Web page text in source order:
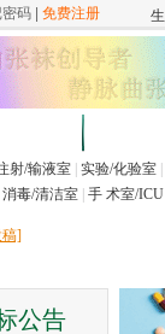
射/输液室 实验/化验室
消毒/清洁室 手 术室/ICU
]
公告